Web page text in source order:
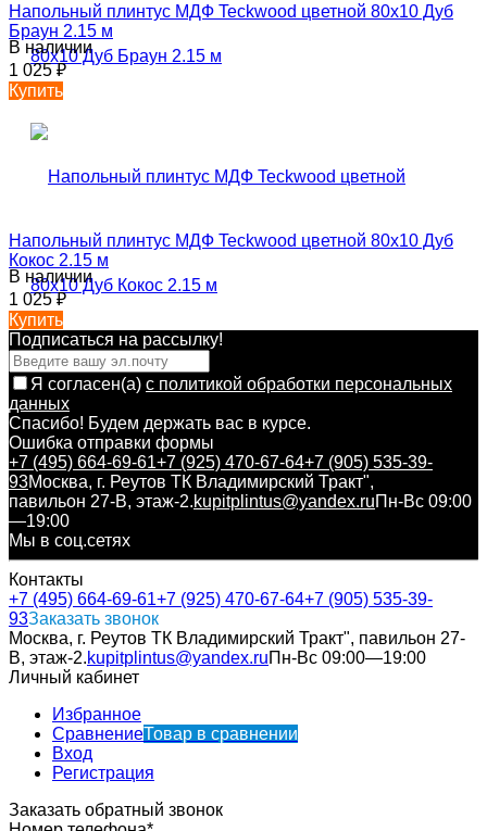
Напольный плинтус МДФ Teckwood цветной 80х10 Дуб
Браун 2.15 м
В наличии
1 025₽
Купить
Напольный плинтус МДФ Teckwood цветной 80х10 Дуб
Кокос 2.15 м
В наличии
1 025₽
Купить
Подписаться на рассылкy!
Я согласен(a) с политикой обработки персональных
данных
Спасибо! Будем держать вас в курсе.
Ошибка отправки формы
+7 (495) 664-69-61+7 (925) 470-67-64+7 (905) 535-39-
93Москва, г. Реутов ТК Владимирский Тракт",
павильон 27-В, этаж-2.kupitplintus@yandex.ruПн-Вс 09:00
—19:00
Мы в соц.сетях
Контакты
+7 (495) 664-69-61+7 (925) 470-67-64+7 (905) 535-39-
93Заказать звонок
Москва, г. Реутов ТК Владимирский Тракт", павильон 27-
В, этаж-2.kupitplintus@yandex.ruПн-Вс 09:00—19:00
Личный кабинет
Избранное
СравнениеТовар в сравнении
Вход
Регистрация
Заказать обратный звонок